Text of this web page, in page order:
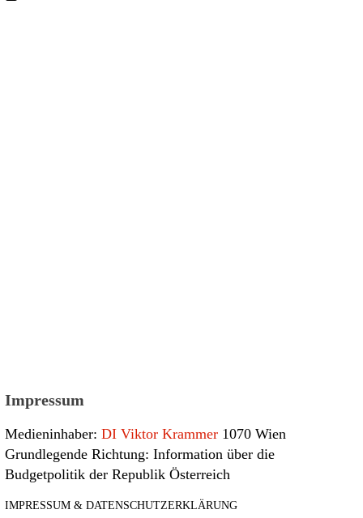
Impressum
Medieninhaber: DI Viktor Krammer 1070 Wien
Grundlegende Richtung: Information über die
Budgetpolitik der Republik Österreich
IMPRESSUM & DATENSCHUTZERKLÄRUNG